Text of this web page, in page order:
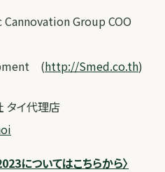
Cannovation Group COO
(http://Smed.co.th)
タイ代理店
についてはこちらから〉